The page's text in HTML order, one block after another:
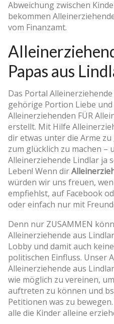
Abweichung zwischen
bekommen
vom Finanzamt.
Papas aus
Das Portal
gehörige Portion Liebe
Alleinerziehenden FÜR
erstellt. Mit Hilfe
dir etwas unter die Arme
zum glücklich zu machen –
Alleinerziehende Lindlar ja
Leben! Wenn dir
würden wir uns freuen,
empfiehlst, auf Facebook
oder einfach nur mit
Denn nur ZUSAMMEN
Alleinerziehende aus
Lobby und damit auch
politischen Einfluss. Unser
Alleinerziehende aus
wie möglich zu vereinen,
auftreten zu können und
Petitionen was zu
alle die Kinder alleine